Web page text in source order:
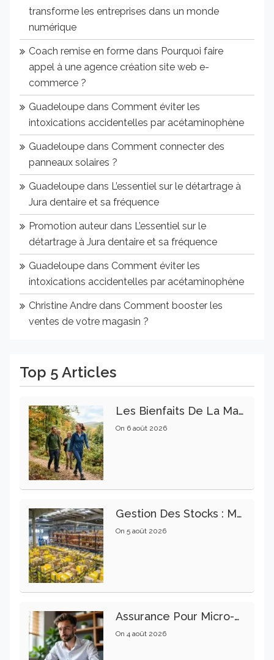
transforme les entreprises dans un monde
numérique
Coach remise en forme dans Pourquoi faire
appel à une agence création site web e-
commerce ?
Guadeloupe dans Comment éviter les
intoxications accidentelles par acétaminophène
Guadeloupe dans Comment connecter des
panneaux solaires ?
Guadeloupe dans L’essentiel sur le détartrage à
Jura dentaire et sa fréquence
Promotion auteur dans L’essentiel sur le
détartrage à Jura dentaire et sa fréquence
Guadeloupe dans Comment éviter les
intoxications accidentelles par acétaminophène
Christine Andre dans Comment booster les
ventes de votre magasin ?
Top 5 Articles
Les Bienfaits De La Marche Sur La Santé Physique Et Mentale
On 6 août 2026
Gestion Des Stocks : Meilleures Pratiques Intralogistiques
On 5 août 2026
Assurance Pour Micro-Entrepreneur : Les Garanties Essentielles À Connaître
On 4 août 2026